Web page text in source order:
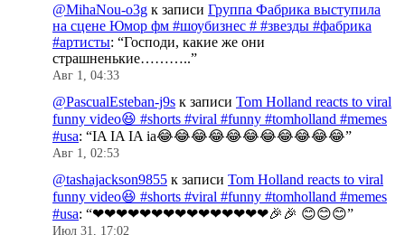
@MihaNou-o3g к записи Группа Фабрика выступила
на сцене Юмор фм #шоубизнес # #звезды #фабрика
#артисты: “Господи, какие же они
страшненькие………..”
Авг 1, 04:33
@PascualEsteban-j9s к записи Tom Holland reacts to viral
funny video😆 #shorts #viral #funny #tomholland #memes
#usa: “IA IA IA ia😂😂😂😂😂😂😂😂😂😂😂”
Авг 1, 02:53
@tashajackson9855 к записи Tom Holland reacts to viral
funny video😆 #shorts #viral #funny #tomholland #memes
#usa: “❤❤❤❤❤❤❤❤❤❤❤❤❤❤❤🎉🎉 😊😊😊”
Июл 31, 17:02